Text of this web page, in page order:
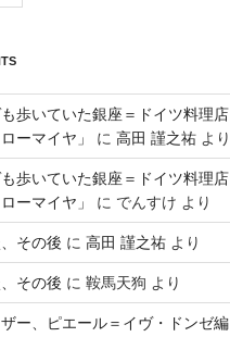
歩いていた銀座＝ドイツ料理店
ーマイヤ」
に 高田 謹之祐より
歩いていた銀座＝ドイツ料理店
ーマイヤ」
に でんすけ より
その後 に 高田 謹之祐より
その後 に 鞍馬天狗 より
ー、ピエール＝イヴ・ドンゼ編